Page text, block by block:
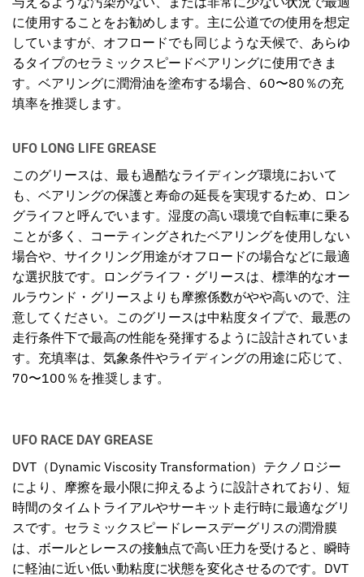
に使用することをお勧めします。主に公道での使用を想定
していますが、オフロードでも同じような天候で、あらゆ
るタイプのセラミックスピードベアリングに使用できま
す。ベアリングに潤滑油を塗布する場合、60〜80％の充
填率を推奨します。
UFO LONG LIFE GREASE
このグリースは、最も過酷なライディング環境において
も、ベアリングの保護と寿命の延長を実現するため、ロン
グライフと呼んでいます。湿度の高い環境で自転車に乗る
ことが多く、コーティングされたベアリングを使用しない
場合や、サイクリング用途がオフロードの場合などに最適
な選択肢です。ロングライフ・グリースは、標準的なオー
ルラウンド・グリースよりも摩擦係数がやや高いので、注
意してください。このグリースは中粘度タイプで、最悪の
走行条件下で最高の性能を発揮するように設計されていま
す。充填率は、気象条件やライディングの用途に応じて、
70〜100％を推奨します。
UFO RACE DAY GREASE
DVT（Dynamic Viscosity Transformation）テクノロジー
により、摩擦を最小限に抑えるように設計されており、短
時間のタイムトライアルやサーキット走行時に最適なグリ
スです。セラミックスピードレースデーグリスの潤滑膜
は、ボールとレースの接触点で高い圧力を受けると、瞬時
に軽油に近い低い動粘度に状態を変化させるのです。DVT